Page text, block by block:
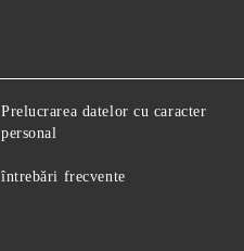
Prelucrarea datelor cu caracter
personal
întrebări frecvente